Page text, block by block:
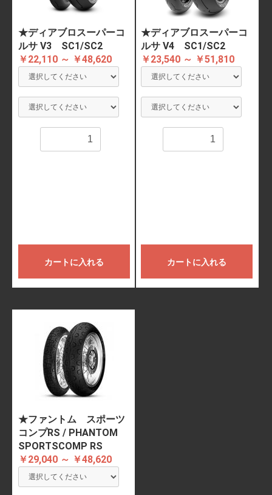
★ディアブロスーパーコ
ルサ V3 SC1/SC2
￥22,110 ～ ￥48,620
カートに入れる
★ディアブロスーパーコ
ルサ V4 SC1/SC2
￥23,540 ～ ￥51,810
カートに入れる
★ファントム スポーツ
コンプRS / PHANTOM
SPORTSCOMP RS
￥29,040 ～ ￥48,620